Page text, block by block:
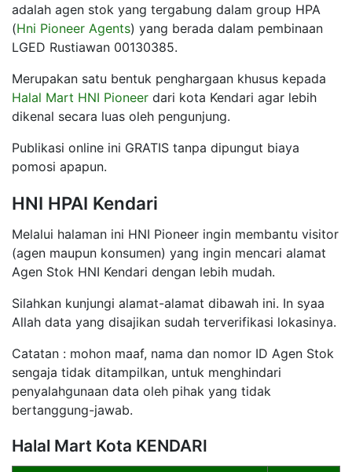
adalah agen stok yang tergabung dalam group HPA
(Hni Pioneer Agents) yang berada dalam pembinaan
LGED Rustiawan 00130385.
Merupakan satu bentuk penghargaan khusus kepada
Halal Mart HNI Pioneer dari kota Kendari agar lebih
dikenal secara luas oleh pengunjung.
Publikasi online ini GRATIS tanpa dipungut biaya
pomosi apapun.
HNI HPAI Kendari
Melalui halaman ini HNI Pioneer ingin membantu visitor
(agen maupun konsumen) yang ingin mencari alamat
Agen Stok HNI Kendari dengan lebih mudah.
Silahkan kunjungi alamat-alamat dibawah ini. In syaa
Allah data yang disajikan sudah terverifikasi lokasinya.
Catatan : mohon maaf, nama dan nomor ID Agen Stok
sengaja tidak ditampilkan, untuk menghindari
penyalahgunaan data oleh pihak yang tidak
bertanggung-jawab.
Halal Mart Kota KENDARI